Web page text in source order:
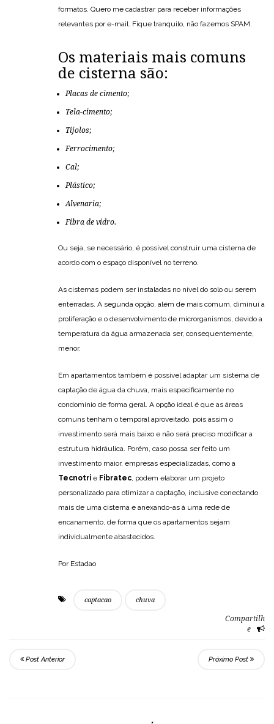
formatos. Quero me cadastrar para receber informações
relevantes por e-mail. Fique tranquilo, não fazemos SPAM.
Os materiais mais comuns
de cisterna são:
Placas de cimento;
Tela-cimento;
Tijolos;
Ferrocimento;
Cal;
Plástico;
Alvenaria;
Fibra de vidro.
Ou seja, se necessário, é possível construir uma cisterna de
acordo com o espaço disponível no terreno.
As cisternas podem ser instaladas no nível do solo ou serem
enterradas. A segunda opção, além de mais comum, diminui a
proliferação e o desenvolvimento de microrganismos, devido a
temperatura da água armazenada ser, consequentemente,
menor.
Em apartamentos também é possível adaptar um sistema de
captação de água da chuva, mais especificamente no
condomínio de forma geral. A opção ideal é que as áreas
comuns tenham o temporal aproveitado, pois assim o
investimento será mais baixo e não será preciso modificar a
estrutura hidráulica. Porém, caso possa ser feito um
investimento maior, empresas especializadas, como a
Tecnotri e Fibratec, podem elaborar um projeto
personalizado para otimizar a captação, inclusive conectando
mais de uma cisterna e anexando-as à uma rede de
encanamento, de forma que os apartamentos sejam
individualmente abastecidos.
Por Estadao
captacao chuva
Compartilh
e
Post Anterior Próximo Post